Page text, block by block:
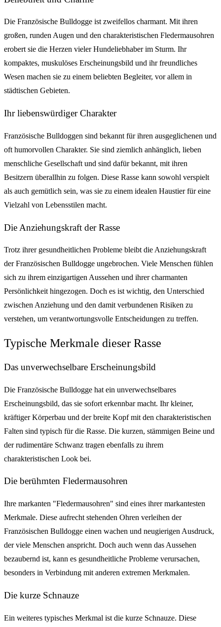
Die Französische Bulldogge ist zweifellos charmant. Mit ihren
großen, runden Augen und den charakteristischen Fledermausohren
erobert sie die Herzen vieler Hundeliebhaber im Sturm. Ihr
kompaktes, muskulöses Erscheinungsbild und ihr freundliches
Wesen machen sie zu einem beliebten Begleiter, vor allem in
städtischen Gebieten.
Ihr liebenswürdiger Charakter
Französische Bulldoggen sind bekannt für ihren ausgeglichenen und
oft humorvollen Charakter. Sie sind ziemlich anhänglich, lieben
menschliche Gesellschaft und sind dafür bekannt, mit ihren
Besitzern überallhin zu folgen. Diese Rasse kann sowohl verspielt
als auch gemütlich sein, was sie zu einem idealen Haustier für eine
Vielzahl von Lebensstilen macht.
Die Anziehungskraft der Rasse
Trotz ihrer gesundheitlichen Probleme bleibt die Anziehungskraft
der Französischen Bulldogge ungebrochen. Viele Menschen fühlen
sich zu ihrem einzigartigen Aussehen und ihrer charmanten
Persönlichkeit hingezogen. Doch es ist wichtig, den Unterschied
zwischen Anziehung und den damit verbundenen Risiken zu
verstehen, um verantwortungsvolle Entscheidungen zu treffen.
Typische Merkmale dieser Rasse
Das unverwechselbare Erscheinungsbild
Die Französische Bulldogge hat ein unverwechselbares
Erscheinungsbild, das sie sofort erkennbar macht. Ihr kleiner,
kräftiger Körperbau und der breite Kopf mit den charakteristischen
Falten sind typisch für die Rasse. Die kurzen, stämmigen Beine und
der rudimentäre Schwanz tragen ebenfalls zu ihrem
charakteristischen Look bei.
Die berühmten Fledermausohren
Ihre markanten "Fledermausohren" sind eines ihrer markantesten
Merkmale. Diese aufrecht stehenden Ohren verleihen der
Französischen Bulldogge einen wachen und neugierigen Ausdruck,
der viele Menschen anspricht. Doch auch wenn das Aussehen
bezaubernd ist, kann es gesundheitliche Probleme verursachen,
besonders in Verbindung mit anderen extremen Merkmalen.
Die kurze Schnauze
Ein weiteres typisches Merkmal ist die kurze Schnauze. Diese